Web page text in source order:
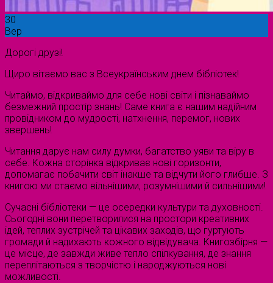
30
Вер
Дорогі друзі!
Щиро вітаємо вас з Всеукраїнським днем бібліотек!
Читаймо, відкриваймо для себе нові світи і пізнаваймо
безмежний простір знань! Саме книга є нашим надійним
провідником до мудрості, натхнення, перемог, нових
звершень!
Читання дарує нам силу думки, багатство уяви та віру в
себе. Кожна сторінка відкриває нові горизонти,
допомагає побачити світ інакше та відчути його глибше. З
книгою ми стаємо вільнішими, розумнішими й сильнішими!
Сучасні бібліотеки — це осередки культури та духовності.
Сьогодні вони перетворилися на простори креативних
ідей, теплих зустрічей та цікавих заходів, що гуртують
громади й надихають кожного відвідувача. Книгозбірня —
це місце, де завжди живе тепло спілкування, де знання
переплітаються з творчістю і народжуються нові
можливості.